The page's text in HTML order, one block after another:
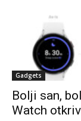
Gadgets
Bolji san,
Watch